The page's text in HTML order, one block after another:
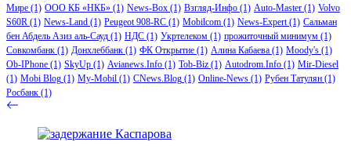
Мире (1) ООО КБ «НКБ» (1) News-Box (1) Взгляд-Инфо (1) Auto-Master (1) Volvo
S60R (1) News-Land (1) Peugeot 908-RC (1) Mobilcom (1) News-Expert (1) Сальман
бен Абдель Азиз аль-Сауд (1) НДС (1) Укртелеком (1) прожиточный минимум (1)
Совкомбанк (1) Донхлеббанк (1) ФК Открытие (1) Алина Кабаева (1) Moody's (1)
Ob-IPhone (1) SkyUp (1) Avianews.Info (1) Tob-Biz (1) Autodrom.Info (1) Mir-Diesel
(1) Mobi Blog (1) My-Mobil (1) CNews.Blog (1) Online-News (1) Рубен Татулян (1)
Росбанк (1)